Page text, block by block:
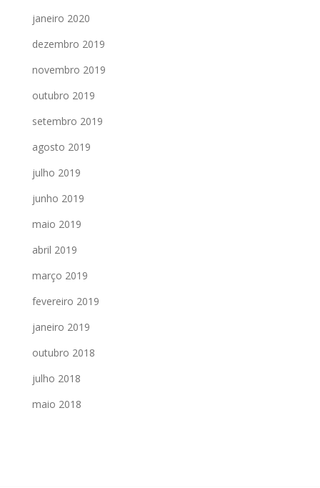
janeiro 2020
dezembro 2019
novembro 2019
outubro 2019
setembro 2019
agosto 2019
julho 2019
junho 2019
maio 2019
abril 2019
março 2019
fevereiro 2019
janeiro 2019
outubro 2018
julho 2018
maio 2018